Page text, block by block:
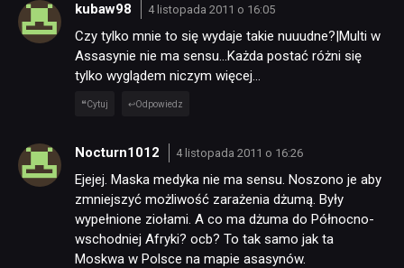
kubaw98 4 listopada 2011 o 16:05
Czy tylko mnie to się wydaje takie nuuudne?|Multi w
Assasynie nie ma sensu…Każda postać różni się
tylko wyglądem niczym więcej…
Cytuj Odpowiedz
Nocturn1012 4 listopada 2011 o 16:26
Ejejej. Maska medyka nie ma sensu. Noszono je aby
zmniejszyć możliwość zarażenia dżumą. Były
wypełnione ziołami. A co ma dżuma do Północno-
wschodniej Afryki? ocb? To tak samo jak ta
Moskwa w Polsce na mapie asasynów.